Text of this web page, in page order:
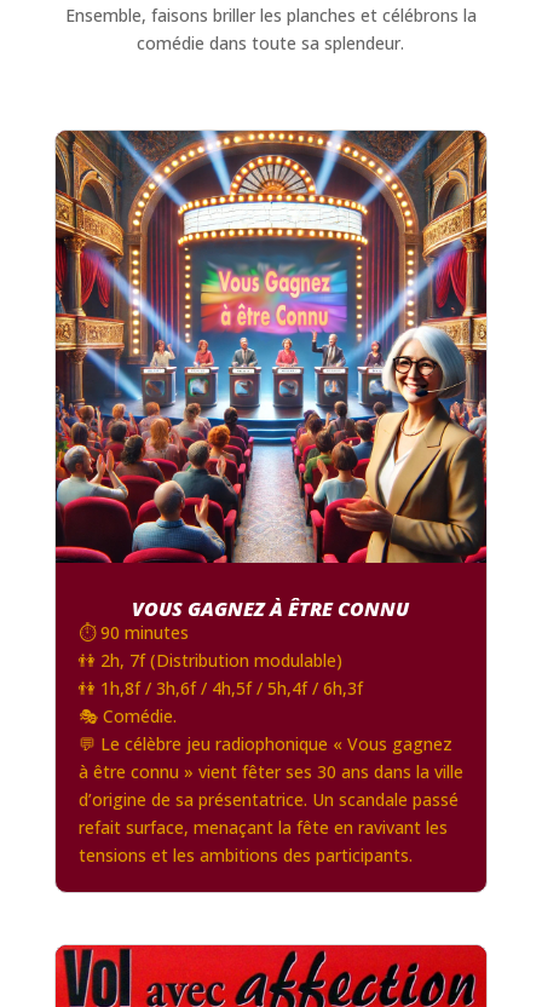
Ensemble, faisons briller les planches et célébrons la
comédie dans toute sa splendeur.
VOUS GAGNEZ À ÊTRE CONNU
⏱️ 90 minutes
👫 2h, 7f (Distribution modulable)
👫 1h,8f / 3h,6f / 4h,5f / 5h,4f / 6h,3f
🎭 Comédie.
💬 Le célèbre jeu radiophonique « Vous gagnez
à être connu » vient fêter ses 30 ans dans la ville
d’origine de sa présentatrice. Un scandale passé
refait surface, menaçant la fête en ravivant les
tensions et les ambitions des participants.